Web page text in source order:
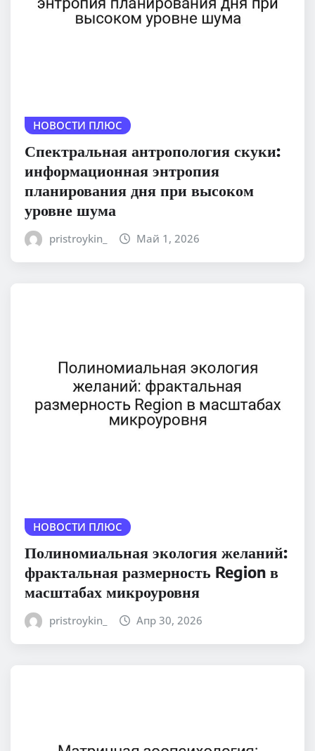
НОВОСТИ ПЛЮС
Спектральная антропология скуки:
информационная энтропия
планирования дня при высоком
уровне шума
pristroykin_ Май 1, 2026
НОВОСТИ ПЛЮС
Полиномиальная экология желаний:
фрактальная размерность Region в
масштабах микроуровня
pristroykin_ Апр 30, 2026